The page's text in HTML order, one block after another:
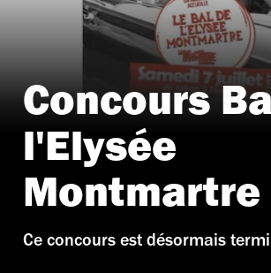
Concours
l'Elysée
Montmartre
Ce concours est désormais